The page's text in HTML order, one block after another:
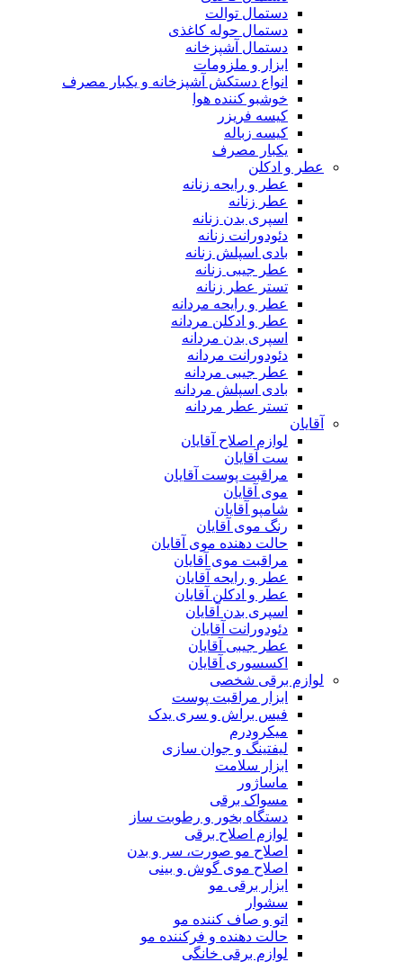
دستمال توالت
دستمال حوله کاغذی
دستمال آشپزخانه
ابزار و ملزومات
انواع دستکش آشپزخانه و یکبار مصرف
خوشبو کننده هوا
کیسه فریزر
کیسه زباله
یکبار مصرف
عطر و ادکلن
عطر و رایحه زنانه
عطر زنانه
اسپری بدن زنانه
دئودورانت زنانه
بادی اسپلش زنانه
عطر جیبی زنانه
تستر عطر زنانه
عطر و رایحه مردانه
عطر و ادکلن مردانه
اسپری بدن مردانه
دئودورانت مردانه
عطر جیبی مردانه
بادی اسپلش مردانه
تستر عطر مردانه
آقایان
لوازم اصلاح آقایان
ست آقایان
مراقبت پوست آقایان
موی آقایان
شامپو آقایان
رنگ موی آقایان
حالت دهنده موی آقایان
مراقبت موی آقایان
عطر و رایحه آقایان
عطر و ادکلن آقایان
اسپری بدن آقایان
دئودورانت آقایان
عطر جیبی آقایان
اکسسوری آقایان
لوازم برقی شخصی
ابزار مراقبت پوست
فیس براش و سری یدک
میکرودرم
لیفتینگ و جوان سازی
ابزار سلامت
ماساژور
مسواک برقی
دستگاه بخور و رطوبت ساز
لوازم اصلاح برقی
اصلاح مو صورت، سر و بدن
اصلاح موی گوش و بینی
ابزار برقی مو
سشوار
اتو و صاف کننده مو
حالت دهنده و فرکننده مو
لوازم برقی خانگی